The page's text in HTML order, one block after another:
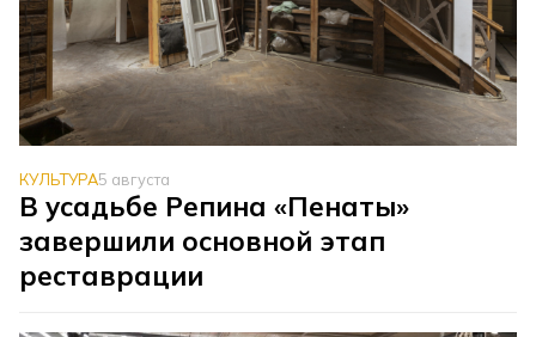
КУЛЬТУРА5 августа
В усадьбе Репина «Пенаты»
завершили основной этап
реставрации